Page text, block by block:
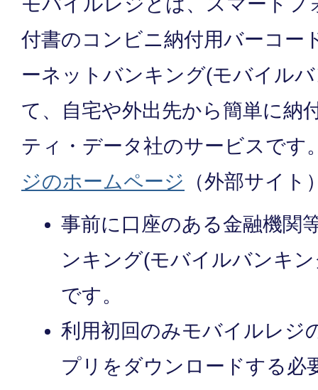
付書のコンビニ納付用バーコー
ーネットバンキング(モバイル
て、自宅や外出先から簡単に納
ティ・データ社のサービスです
ジのホームページ （外部サイ
事前に口座のある金融機関
ンキング(モバイルバンキ
です。
利用初回のみモバイルレジ
プリをダウンロードする必